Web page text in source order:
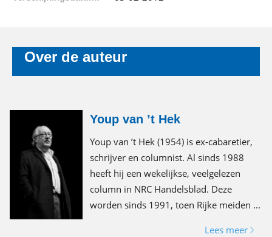
Over de auteur
Youp van ’t Hek
Youp van ’t Hek (1954) is ex-cabaretier,
schrijver en columnist. Al sinds 1988
heeft hij een wekelijkse, veelgelezen
column in NRC Handelsblad. Deze
worden sinds 1991, toen Rijke meiden ...
Lees meer